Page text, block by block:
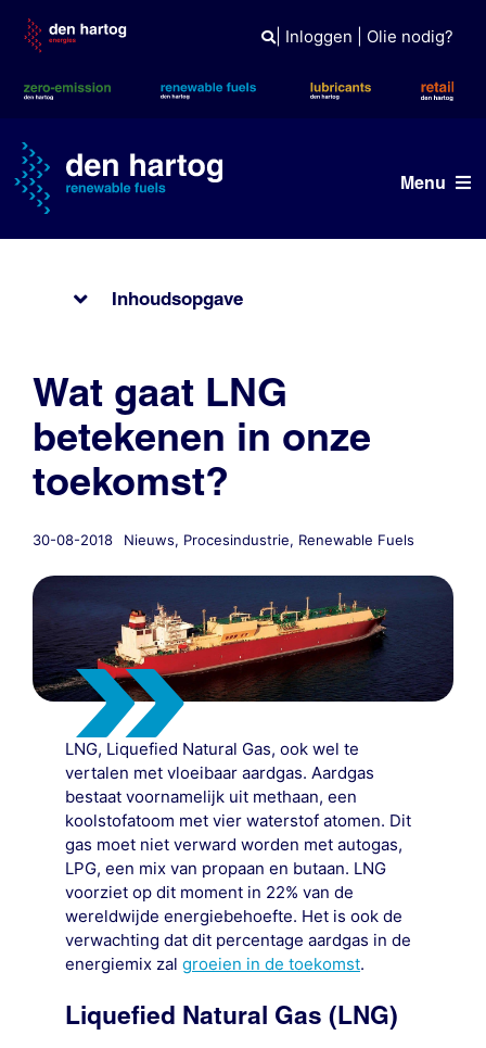
content
| Inloggen Olie nodig?
Menu
Diensten
Kennisbank
Inhoudsopgave
Wat gaat LNG
betekenen in onze
toekomst?
30-08-2018 Nieuws, Procesindustrie, Renewable Fuels
LNG, Liquefied Natural Gas, ook wel te
vertalen met vloeibaar aardgas. Aardgas
bestaat voornamelijk uit methaan, een
koolstofatoom met vier waterstof atomen. Dit
gas moet niet verward worden met autogas,
LPG, een mix van propaan en butaan. LNG
voorziet op dit moment in 22% van de
wereldwijde energiebehoefte. Het is ook de
verwachting dat dit percentage aardgas in de
energiemix zal groeien in de toekomst.
Liquefied Natural Gas (LNG)